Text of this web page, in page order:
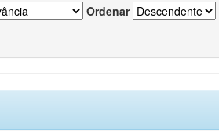
Ordenar